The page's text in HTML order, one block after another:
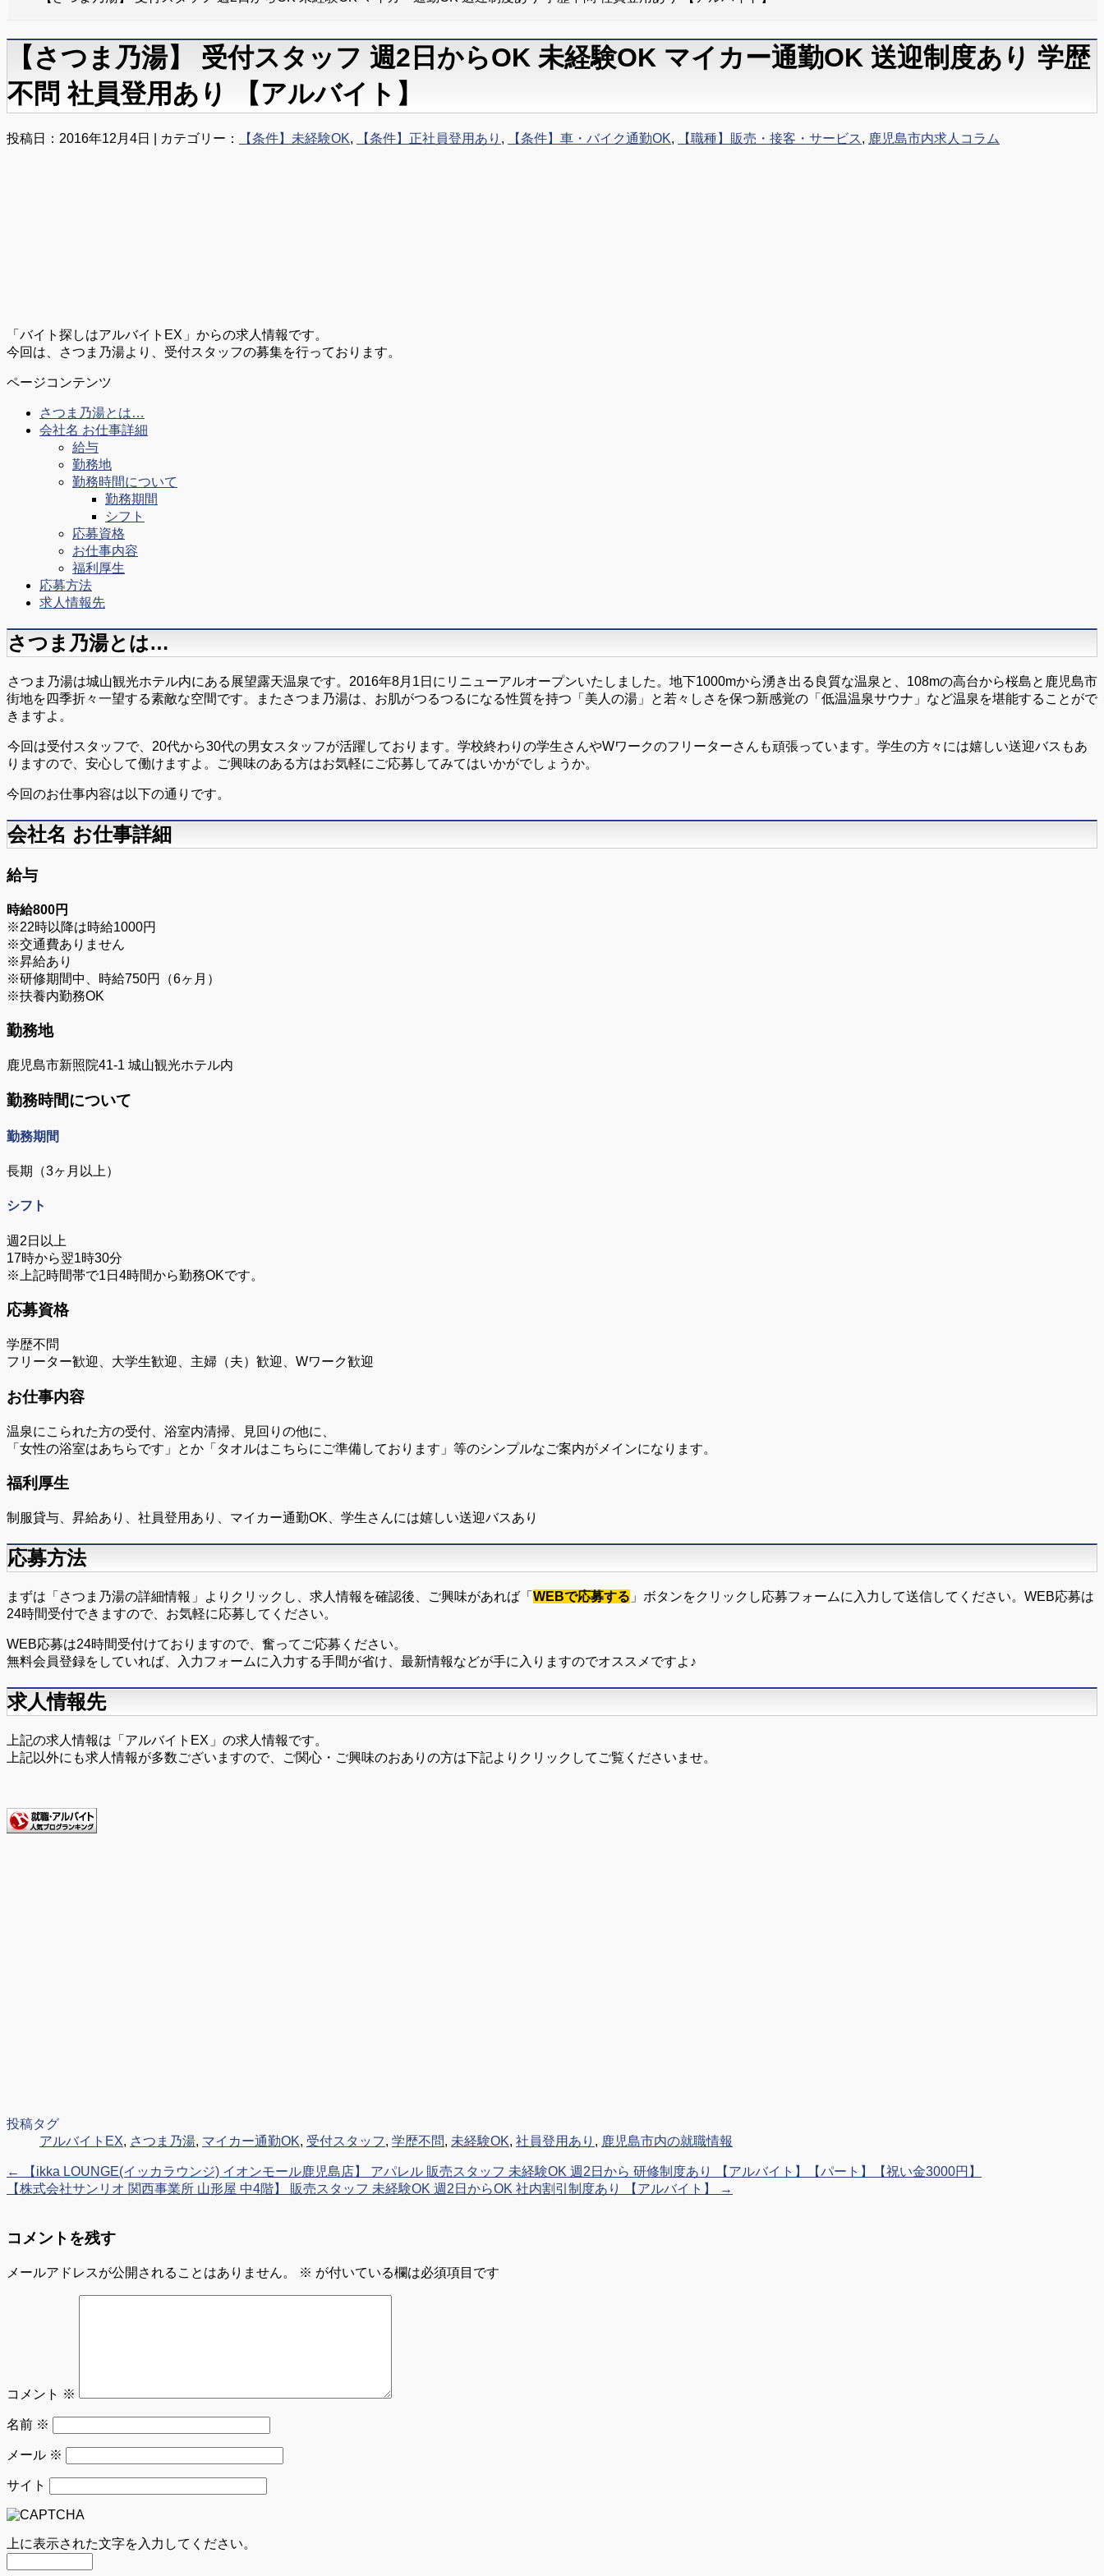
【さつま乃湯】 受付スタッフ 週2日からOK 未経験OK マイカー通勤OK 送迎制度あり 学歴
不問 社員登用あり 【アルバイト】
投稿日：2016年12月4日 | カテゴリー： 【条件】未経験OK, 【条件】正社員登用あり , 【条件】車・バイク通勤OK, 【職種】販売・接客・サービス, 鹿児島市内求人コラム
「バイト探しはアルバイトEX 」からの求人情報です。
今回は、さつま乃湯より、受付スタッフの募集を行っております。
ページコンテンツ
さつま乃湯とは…
会社名 お仕事詳細
給与
勤務地
勤務時間について
勤務期間
シフト
応募資格
お仕事内容
福利厚生
応募方法
求人情報先
さつま乃湯とは…
さつま乃湯は城山観光ホテル内にある展望露天温泉です。2016年8月1日にリニューアルオープンいたしました。地下1000mから湧き出る良質な温泉と、108mの高台から桜島と鹿児島市
街地を四季折々一望する素敵な空間です。またさつま乃湯は、お肌がつるつるになる性質を持つ「美人の湯」と若々しさを保つ新感覚の「低温温泉サウナ」など温泉を堪能することがで
きますよ。
今回は受付スタッフで、20代から30代の男女スタッフが活躍しております。学校終わりの学生さんやWワークのフリーターさんも頑張っています。学生の方々には嬉しい送迎バスもあ
りますので、安心して働けますよ。ご興味のある方はお気軽にご応募してみてはいかがでしょうか。
今回のお仕事内容は以下の通りです。
会社名 お仕事詳細
給与
時給800円
※22時以降は時給1000円
※交通費ありません
※昇給あり
※研修期間中、時給750円（6ヶ月）
※扶養内勤務OK
勤務地
鹿児島市新照院41-1 城山観光ホテル内
勤務時間について
勤務期間
長期（3ヶ月以上）
シフト
週2日以上
17時から翌1時30分
※上記時間帯で1日4時間から勤務OKです。
応募資格
学歴不問
フリーター歓迎、大学生歓迎、主婦（夫）歓迎、Wワーク歓迎
お仕事内容
温泉にこられた方の受付、浴室内清掃、見回りの他に、
「女性の浴室はあちらです」とか「タオルはこちらにご準備しております」等のシンプルなご案内がメインになります。
福利厚生
制服貸与、昇給あり、社員登用あり、マイカー通勤OK、学生さんには嬉しい送迎バスあり
応募方法
まずは「さつま乃湯の詳細情報 」よりクリックし、求人情報を確認後、ご興味があれば「 WEBで応募する 」ボタンをクリックし応募フォームに入力して送信してください。WEB応募は
24時間受付できますので、お気軽に応募してください。
WEB応募は24時間受付けておりますので、奮ってご応募ください。
無料会員登録をしていれば、入力フォームに入力する手間が省け、最新情報などが手に入りますのでオススメですよ♪
求人情報先
上記の求人情報は「アルバイトEX 」の求人情報です。
上記以外にも求人情報が多数ございますので、ご関心・ご興味のおありの方は下記よりクリックしてご覧くださいませ。
投稿タグ
アルバイトEX, さつま乃湯, マイカー通勤OK, 受付スタッフ, 学歴不問, 未経験OK, 社員登用あり , 鹿児島市内の就職情報
←
【ikka LOUNGE(イッカラウンジ) イオンモール鹿児島店】 アパレル 販売スタッフ 未経験OK 週2日から 研修制度あり 【アルバイト】【パート】【祝い金3000円】
【株式会社サンリオ 関西事業所 山形屋 中4階】 販売スタッフ 未経験OK 週2日からOK 社内割引制度あり 【アルバイト】
→
コメントを残す
メールアドレスが公開されることはありません。 ※ が付いている欄は必須項目です
コメント ※
名前 ※
メール ※
サイト
上に表示された文字を入力してください。